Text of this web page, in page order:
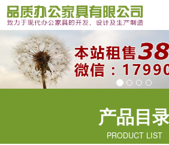
Previous
产品目
PRODUCT LIST